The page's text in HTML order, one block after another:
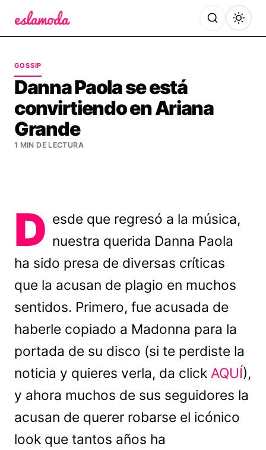
GOSSIP
Danna Paola se está
convirtiendo en Ariana
Grande
1 MIN DE LECTURA
D esde que regresó a la música,
nuestra querida Danna Paola
ha sido presa de diversas críticas
que la acusan de plagio en muchos
sentidos. Primero, fue acusada de
haberle copiado a Madonna para la
portada de su disco (si te perdiste la
noticia y quieres verla, da click AQUÍ),
y ahora muchos de sus seguidores la
acusan de querer robarse el icónico
look que tantos años ha